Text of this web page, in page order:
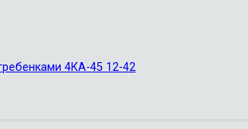
4КА-45 12-42